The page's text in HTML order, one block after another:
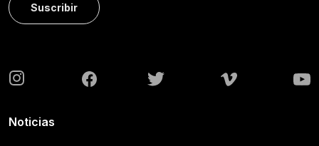
Suscribir
Noticias